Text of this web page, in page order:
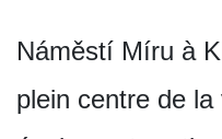
Náměstí Míru à
plein centre de